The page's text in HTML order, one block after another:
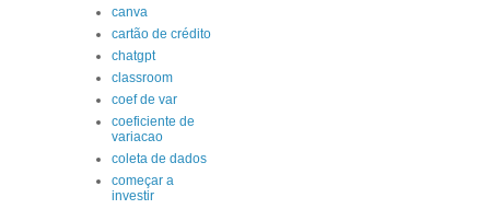
canva
cartão de crédito
chatgpt
classroom
coef de var
coeficiente de
variacao
coleta de dados
começar a
investir